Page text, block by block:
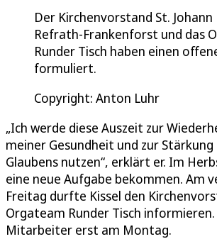
Der Kirchenvorstand St.
Refrath-Frankenforst und das
Runder Tisch haben einen
formuliert.
Copyright: Anton Luhr
„Ich werde diese Auszeit zur
meiner Gesundheit und zur
Glaubens nutzen“, erklärt er. Im
eine neue Aufgabe bekommen. Am
Freitag durfte Kissel den
Orgateam Runder Tisch informieren.
Mitarbeiter erst am Montag.